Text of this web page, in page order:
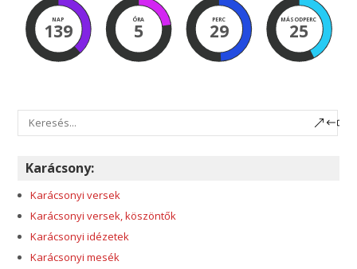
NAP
139
ÓRA
5
PERC
29
MÁSODPERC
24
Karácsony:
Karácsonyi versek
Karácsonyi versek, köszöntők
Karácsonyi idézetek
Karácsonyi mesék